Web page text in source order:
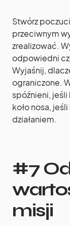
Stwórz
przeciwnym
zrealizować.
odpowiedni
Wyjaśnij,
ograniczone.
spóźnieni,
koło nosa,
działaniem.
#7
misji